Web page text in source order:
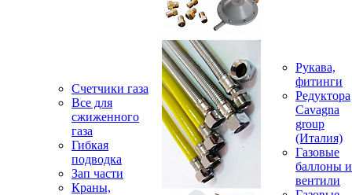
Счетчики газа
Все для
сжиженного
газа
Гибкая
подводка
Зап части
Краны,
Рукава,
фитинги
Редуктора
Cavagna
group
(Италия)
Газовые
баллоны и
вентили